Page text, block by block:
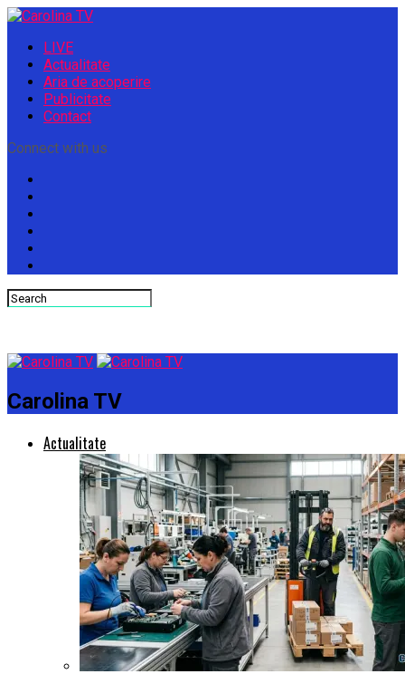
LIVE
Actualitate
Aria de acoperire
Publicitate
Contact
Connect with us
Carolina TV
Actualitate